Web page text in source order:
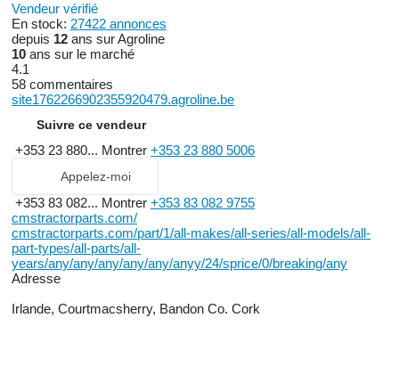
Vendeur vérifié
En stock: 27422 annonces
depuis 12 ans sur Agroline
10 ans sur le marché
4.1
58 commentaires
site1762266902355920479.agroline.be
Suivre ce vendeur
+353 23 880... Montrer +353 23 880 5006
Appelez-moi
+353 83 082... Montrer +353 83 082 9755
cmstractorparts.com/
cmstractorparts.com/part/1/all-makes/all-series/all-models/all-
part-types/all-parts/all-
years/any/any/any/any/any/anyy/24/sprice/0/breaking/any
Adresse
Irlande, Courtmacsherry, Bandon Co. Cork